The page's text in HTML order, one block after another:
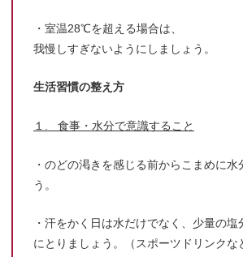
・室温28℃を超える場合は、
我慢しすぎないようにしましょう。
生活習慣の整え方
１. 食事・水分で意識すること
・のどの渇きを感じる前からこまめに水
う。
・汗をかく日は水だけでなく、少量の
にとりましょう。（スポーツドリンクな